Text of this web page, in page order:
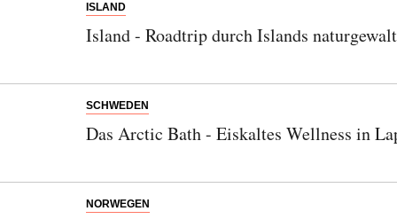
ISLAND
Island - Roadtrip durch Islands
SCHWEDEN
Das Arctic Bath - Eiskaltes Wellness in
NORWEGEN